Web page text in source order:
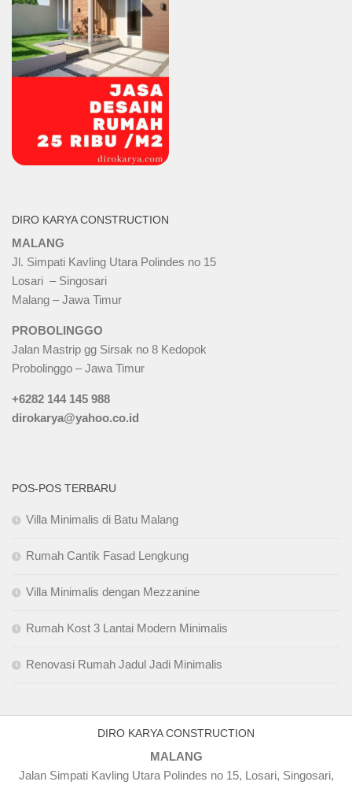
DIRO KARYA CONSTRUCTION
MALANG
Jl. Simpati Kavling Utara Polindes no 15
Losari – Singosari
Malang – Jawa Timur
PROBOLINGGO
Jalan Mastrip gg Sirsak no 8 Kedopok
Probolinggo – Jawa Timur
+6282 144 145 988
dirokarya@yahoo.co.id
POS-POS TERBARU
Villa Minimalis di Batu Malang
Rumah Cantik Fasad Lengkung
Villa Minimalis dengan Mezzanine
Rumah Kost 3 Lantai Modern Minimalis
Renovasi Rumah Jadul Jadi Minimalis
DIRO KARYA CONSTRUCTION
MALANG
Jalan Simpati Kavling Utara Polindes no 15, Losari, Singosari,